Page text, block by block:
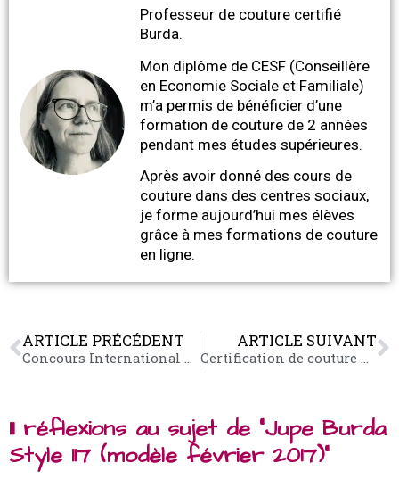
Professeur de couture certifié
Burda.
Mon diplôme de CESF (Conseillère
en Economie Sociale et Familiale)
m’a permis de bénéficier d’une
formation de couture de 2 années
pendant mes études supérieures.
Après avoir donné des cours de
couture dans des centres sociaux,
je forme aujourd’hui mes élèves
grâce à mes formations de couture
en ligne.
ARTICLE PRÉCÉDENT
Concours International de Patchwork pour enfants : Mon bloc préféré
ARTICLE SUIVANT
Certification de couture Burda
11 réflexions au sujet de “Jupe Burda
Style 117 (modèle février 2017)”